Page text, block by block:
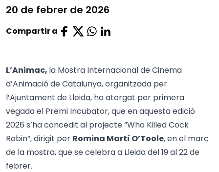
20 de febrer de 2026
Compartir a
L’Animac, la Mostra Internacional de Cinema
d’Animació de Catalunya, organitzada per
l’Ajuntament de Lleida, ha atorgat per primera
vegada el Premi Incubator, que en aquesta edició
2026 s’ha concedit al projecte “Who Killed Cock
Robin”, dirigit per Romina Martí O’Toole, en el marc
de la mostra, que se celebra a Lleida del 19 al 22 de
febrer.